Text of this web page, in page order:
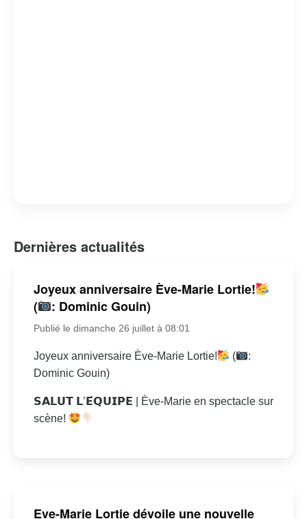
Dernières actualités
Joyeux anniversaire Ève-Marie Lortie!
(
: Dominic Gouin)
Publié le dimanche 26 juillet à 08:01
Joyeux anniversaire Ève-Marie Lortie! (
:
Dominic Gouin)
𝗦𝗔𝗟𝗨𝗧 𝗟’𝗘́𝗤𝗨𝗜𝗣𝗘 | Ève-Marie en spectacle sur
scène!
Eve-Marie Lortie dévoile une nouvelle